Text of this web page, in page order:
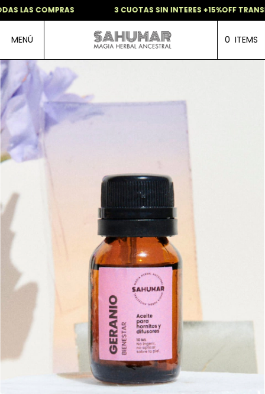
LAS COMPRAS 3 CUOTAS SIN INTERES +15%OFF
MENÚ 0 ITEMS